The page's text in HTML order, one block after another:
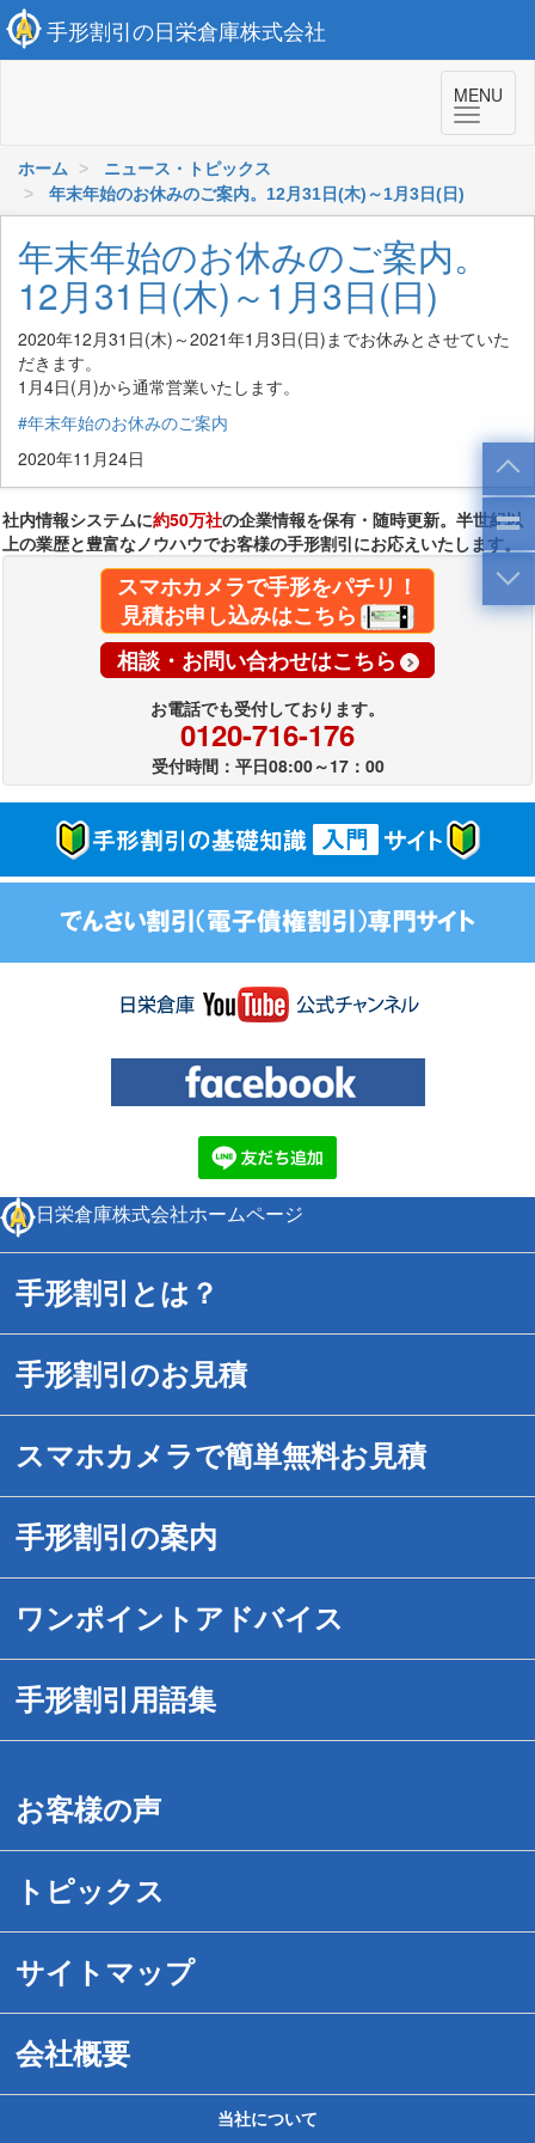
手形割引の日栄倉庫株式会社
MENU
ホーム
ニュース・トピックス
年末年始のお休みのご案内。12月31日(木)～1月3日(日)
年末年始のお休みのご案内。
12月31日(木)～1月3日(日)
2020年12月31日(木)～2021年1月3日(日)までお休みとさせていた
だきます。
1月4日(月)から通常営業いたします。
#年末年始のお休みのご案内
2020年11月24日
社内情報システムに約50万社の企業情報を保有・随時更新。半世紀以
上の業歴と豊富なノウハウでお客様の手形割引にお応えいたします。
スマホカメラで手形をパチリ！
見積お申し込みはこちら
相談・お問い合わせはこちら
お電話でも受付しております。
0120-716-176
受付時間：平日08:00～17：00
日栄倉庫株式会社ホームページ
手形割引とは？
手形割引のお見積
スマホカメラで簡単無料お見積
手形割引の案内
手形割引のご案内
送金対応時間を拡大
手続きは簡単です
民事再生企業様へ
ワンポイントアドバイス
1.危ない手形の見分け方
3.危ない手形割引業者の見分け方
4.危ない取引先の見分け方
手形割引用語集
手形割引用語集（か－こ）
手形割引用語集（さ－そ）
形割引用語集（た－と）
お客様の声
トピックス
サイトマップ
会社概要
当社について